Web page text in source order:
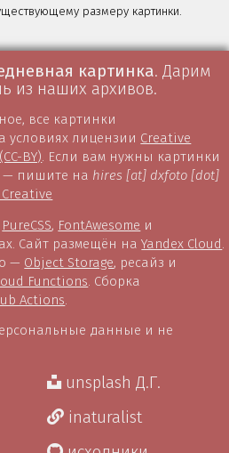
размеру картинки.
картинка. Дарим
из наших архивов.
все картинки
условиях лицензии Creative
BY). Если вам нужны картинки
— пишите на hires [at] dxfoto [dot]
PureCSS, FontAwesome и
Сайт размещён наYandex Cloud
— Object Storage, ресайз и
Functions . Сборка
Actions
данные и не
unsplash Д.Г.
inaturalist